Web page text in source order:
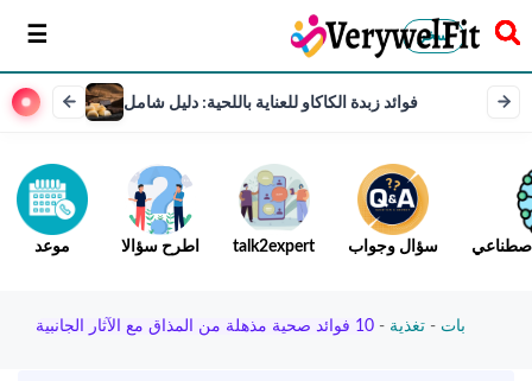
سخر
فوائد زبدة الكاكاو للعناية باللحية: دليل شامل
موعد اطرح سؤالا talk2expert سؤال وجواب
بات - تغذية - 10 فوائد صحية مذهلة من المذاق مع الآثار الجانبية